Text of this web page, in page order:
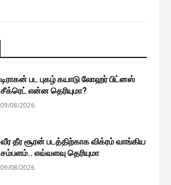
டிராகன் பட புகழ் கயாடு லோஹர் பிட்னஸ்
சீக்ரெட் என்ன தெரியுமா?
09/08/2026
வீர தீர சூரன் படத்திற்காக விக்ரம் வாங்கிய
சம்பளம்.. எவ்வளவு தெரியுமா
09/08/2026